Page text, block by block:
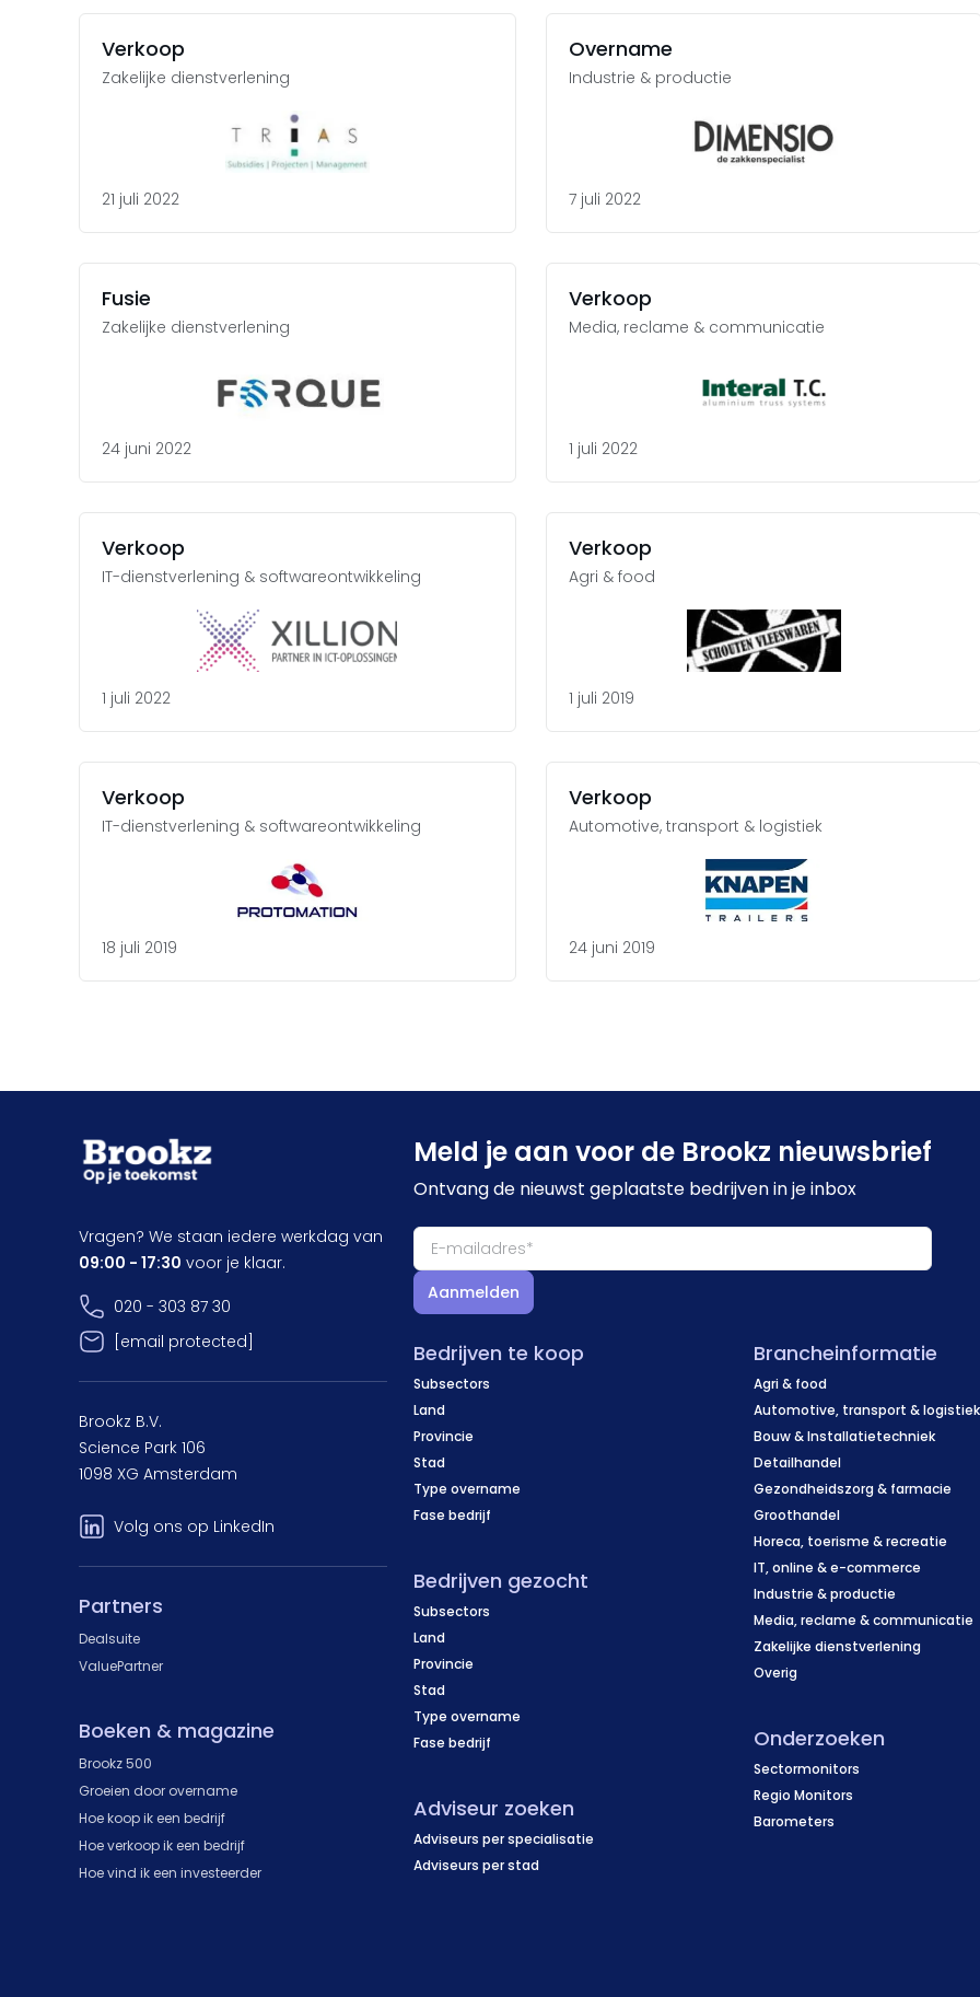
Verkoop
Zakelijke dienstverlening
21 juli 2022
Overname
Industrie & productie
7 juli 2022
Fusie
Zakelijke dienstverlening
24 juni 2022
Verkoop
Media, reclame & communicatie
1 juli 2022
Verkoop
IT-dienstverlening & softwareontwikkeling
1 juli 2022
Verkoop
Agri & food
1 juli 2019
Verkoop
IT-dienstverlening & softwareontwikkeling
18 juli 2019
Verkoop
Automotive, transport & logistiek
24 juni 2019
Meld je aan voor de Brookz nieuwsbrief
Ontvang de nieuwst geplaatste bedrijven in je inbox
Aanmelden
Bedrijven te koop
Subsectors
Land
Provincie
Stad
Type overname
Fase bedrijf
Bedrijven gezocht
Subsectors
Land
Provincie
Stad
Type overname
Fase bedrijf
Adviseur zoeken
Adviseurs per specialisatie
Adviseurs per stad
Brancheinformatie
Agri & food
Automotive, transport & logistiek
Bouw & Installatietechniek
Detailhandel
Gezondheidszorg & farmacie
Groothandel
Horeca, toerisme & recreatie
IT, online & e-commerce
Industrie & productie
Media, reclame & communicatie
Zakelijke dienstverlening
Overig
Onderzoeken
Sectormonitors
Regio Monitors
Barometers
Vragen? We staan iedere werkdag van
09:00 - 17:30 voor je klaar.
020 - 303 87 30
[email protected]
Brookz B.V.
Science Park 106
1098 XG Amsterdam
Volg ons op LinkedIn
Partners
Dealsuite
ValuePartner
Boeken & magazine
Brookz 500
Groeien door overname
Hoe koop ik een bedrijf
Hoe verkoop ik een bedrijf
Hoe vind ik een investeerder